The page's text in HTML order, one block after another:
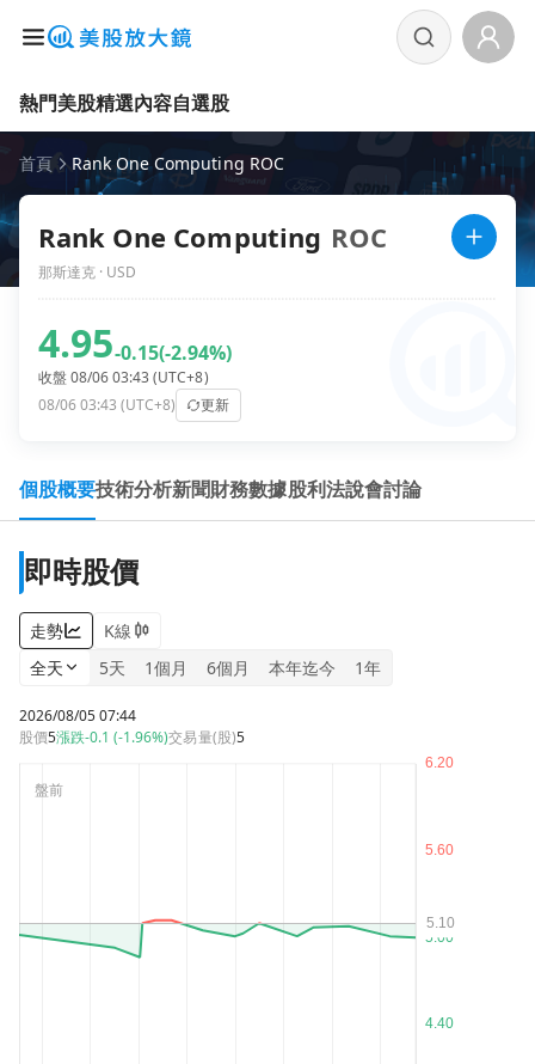
熱門美股精選內容自選股
首頁 Rank One Computing ROC
Rank One Computing ROC
那斯達克 · USD
4.95-0.15(-2.94%)
收盤 08/06 03:43 (UTC+8)
08/06 03:43 (UTC+8)
更新
個股概要技術分析新聞財務數據股利法說會討論
即時股價
走勢
K線
全天
5天 1個月 6個月 本年迄今 1年
2026/08/05 07:44
股價5漲跌-0.1 (-1.96%)交易量(股)5